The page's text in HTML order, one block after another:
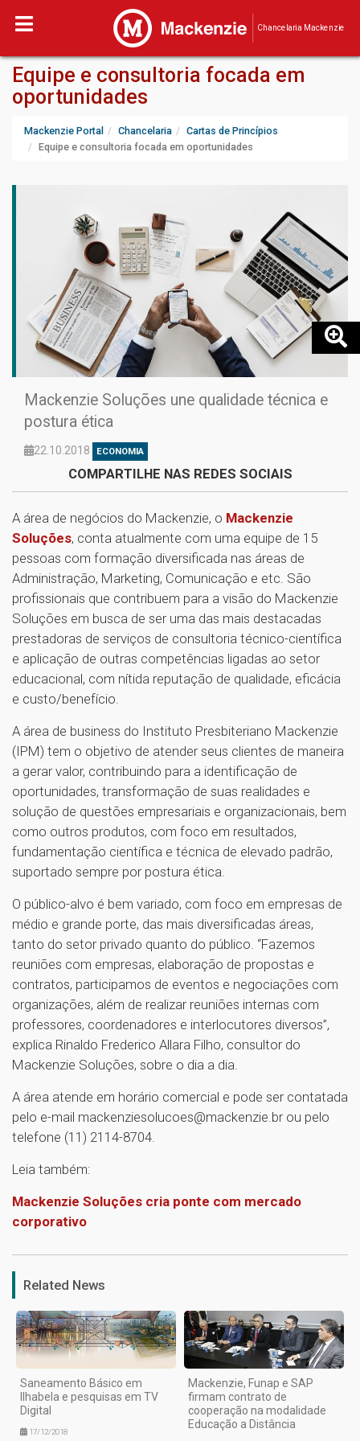
Chancelaria Mackenzie
Equipe e consultoria focada em
oportunidades
Mackenzie Portal Chancelaria
Cartas de Princípios
Equipe e consultoria focada em oportunidades
Mackenzie Soluções une qualidade técnica e
postura ética
22.10.2018 ECONOMIA
COMPARTILHE NAS REDES SOCIAIS
A área de negócios do Mackenzie, o Mackenzie
Soluções, conta atualmente com uma equipe de 15
pessoas com formação diversificada nas áreas de
Administração, Marketing, Comunicação e etc. São
profissionais que contribuem para a visão do Mackenzie
Soluções em busca de ser uma das mais destacadas
prestadoras de serviços de consultoria técnico-científica
e aplicação de outras competências ligadas ao setor
educacional, com nítida reputação de qualidade, eficácia
e custo/benefício.
A área de business do Instituto Presbiteriano Mackenzie
(IPM) tem o objetivo de atender seus clientes de maneira
a gerar valor, contribuindo para a identificação de
oportunidades, transformação de suas realidades e
solução de questões empresariais e organizacionais, bem
como outros produtos, com foco em resultados,
fundamentação científica e técnica de elevado padrão,
suportado sempre por postura ética.
O público-alvo é bem variado, com foco em empresas de
médio e grande porte, das mais diversificadas áreas,
tanto do setor privado quanto do público. “Fazemos
reuniões com empresas, elaboração de propostas e
contratos, participamos de eventos e negociações com
organizações, além de realizar reuniões internas com
professores, coordenadores e interlocutores diversos”,
explica Rinaldo Frederico Allara Filho, consultor do
Mackenzie Soluções, sobre o dia a dia.
A área atende em horário comercial e pode ser contatada
pelo e-mail mackenziesolucoes@mackenzie.br ou pelo
telefone (11) 2114-8704.
Leia também:
Mackenzie Soluções cria ponte com mercado
corporativo
Related News
Saneamento Básico em
Ilhabela e pesquisas em TV
Digital
17/12/2018
Mackenzie, Funap e SAP
firmam contrato de
cooperação na modalidade
Educação a Distância